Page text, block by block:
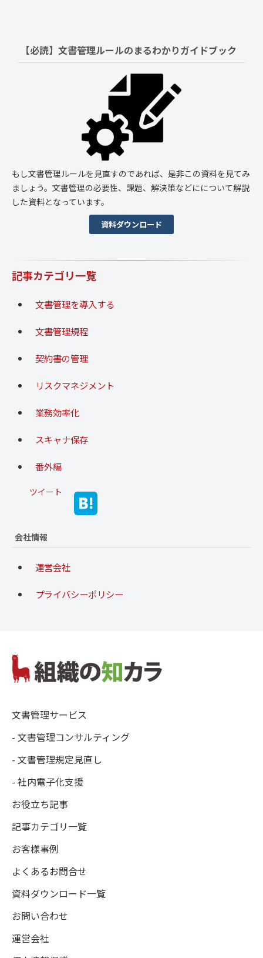
【必読】文書管理ルールのまるわかりガイドブック
もし文書管理ルールを見直すのであれば、是非この資料を見てみ
ましょう。文書管理の必要性、課題、解決策などにについて解説
した資料となっています。
資料ダウンロード
記事カテゴリ一覧
文書管理を導入する
文書管理規程
契約書の管理
リスクマネジメント
業務効率化
スキャナ保存
番外編
ツイート
会社情報
運営会社
プライバシーポリシー
文書管理サービス
- 文書管理コンサルティング
- 文書管理規定見直し
- 社内電子化支援
お役立ち記事
記事カテゴリ一覧
お客様事例
よくあるお問合せ
資料ダウンロード一覧
お問い合わせ
運営会社